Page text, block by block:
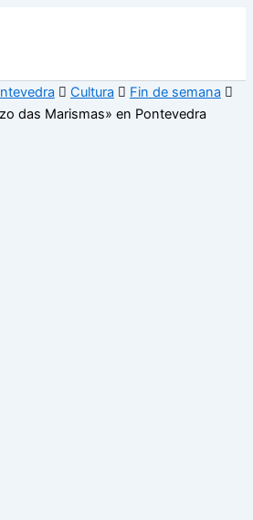
Cultura
Fin de semana
das Marismas» en Pontevedra